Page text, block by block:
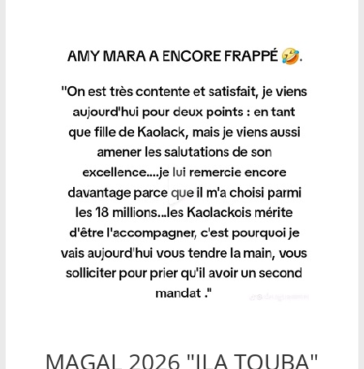
MAGAL 2026 "ILA TOUBA"